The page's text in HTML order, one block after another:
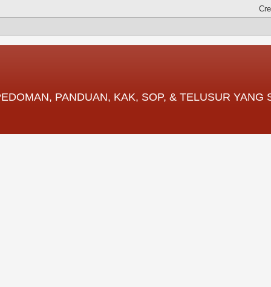
PANDUAN, KAK, SOP, & TELUSUR YANG